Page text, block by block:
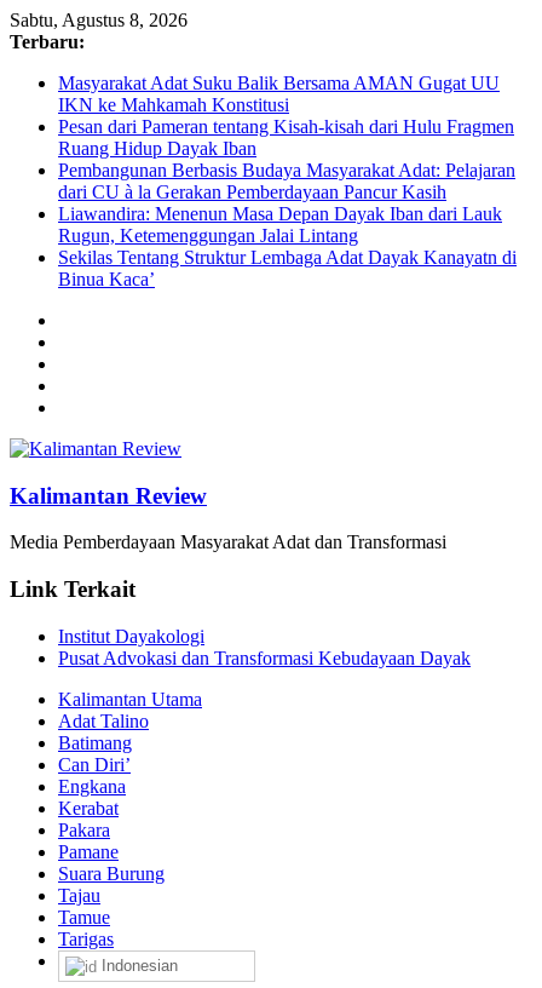
Sabtu, Agustus 8, 2026
Terbaru:
Masyarakat Adat Suku Balik Bersama AMAN Gugat UU
IKN ke Mahkamah Konstitusi
Pesan dari Pameran tentang Kisah-kisah dari Hulu Fragmen
Ruang Hidup Dayak Iban
Pembangunan Berbasis Budaya Masyarakat Adat: Pelajaran
dari CU à la Gerakan Pemberdayaan Pancur Kasih
Liawandira: Menenun Masa Depan Dayak Iban dari Lauk
Rugun, Ketemenggungan Jalai Lintang
Sekilas Tentang Struktur Lembaga Adat Dayak Kanayatn di
Binua Kaca’
Kalimantan Review
Media Pemberdayaan Masyarakat Adat dan Transformasi
Link Terkait
Institut Dayakologi
Pusat Advokasi dan Transformasi Kebudayaan Dayak
Kalimantan Utama
Adat Talino
Batimang
Can Diri’
Engkana
Kerabat
Pakara
Pamane
Suara Burung
Tajau
Tamue
Tarigas
Indonesian